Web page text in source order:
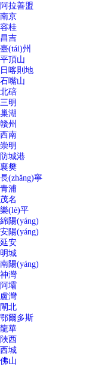
阿拉善盟
南京
容桂
昌吉
臺(tái)州
平頂山
日喀則地
石嘴山
北碚
三明
巢湖
贛州
西南
崇明
防城港
襄樊
長(zhǎng)寧
青浦
茂名
樂(lè)平
綿陽(yáng)
安陽(yáng)
延安
明城
南陽(yáng)
神灣
阿壩
盧灣
閘北
鄂爾多斯
龍華
陜西
西城
佛山